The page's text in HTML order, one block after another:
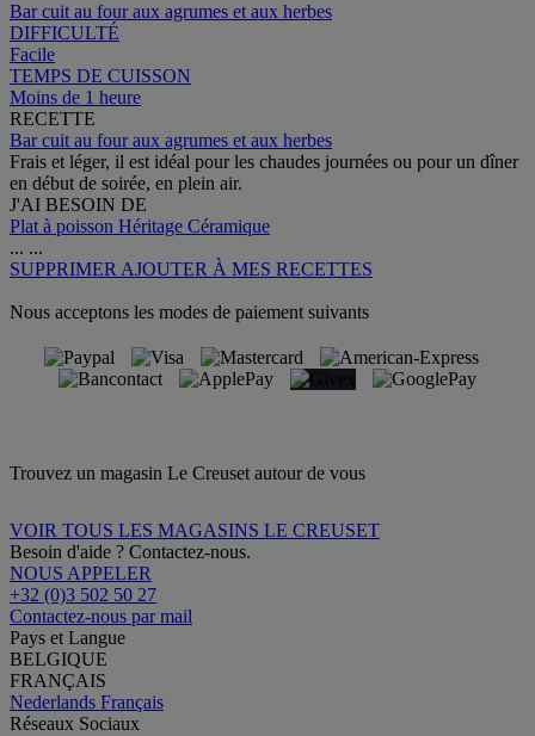
Bar cuit au four aux agrumes et aux herbes
DIFFICULTÉ
Facile
TEMPS DE CUISSON
Moins de 1 heure
RECETTE
Bar cuit au four aux agrumes et aux herbes
Frais et léger, il est idéal pour les chaudes journées ou pour un dîner
en début de soirée, en plein air.
J'AI BESOIN DE
Plat à poisson Héritage Céramique
... ...
SUPPRIMER AJOUTER À MES RECETTES
Nous acceptons les modes de paiement suivants
Trouvez un magasin Le Creuset autour de vous
VOIR TOUS LES MAGASINS LE CREUSET
Besoin d'aide ? Contactez-nous.
NOUS APPELER
+32 (0)3 502 50 27
Contactez-nous par mail
Pays et Langue
BELGIQUE
FRANÇAIS
Nederlands Français
Réseaux Sociaux